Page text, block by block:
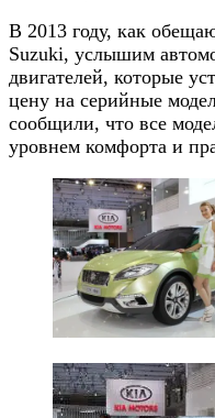
В 2013 году, как
Suzuki, услышим
двигателей, которые
цену на серийные
сообщили, что все
уровнем комфорта и